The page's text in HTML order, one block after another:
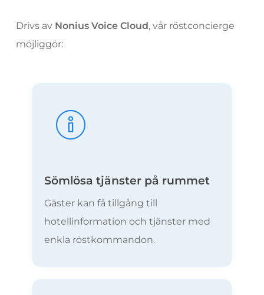
Drivs av Nonius Voice Cloud , vår röstconcierge
möjliggör:
Sömlösa tjänster på rummet
Gäster kan få tillgång till
hotellinformation och tjänster med
enkla röstkommandon.